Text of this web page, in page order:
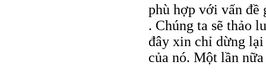
phù hợp với vấn
. Chúng ta sẽ thảo
đây xin chỉ dừng
của nó. Một lần